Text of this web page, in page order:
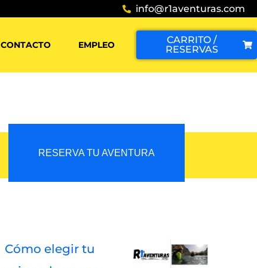
info@r1aventuras.com
CONTACTO EMPLEO
CARRITO /
RESERVAS
RESERVA TU AVENTURA
Cómo elegir tu